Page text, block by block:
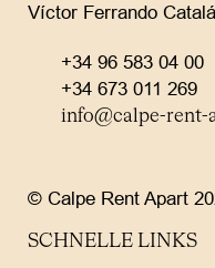
Víctor Ferrando
+34 96 583 04 00
+34 673 011 269
info@calpe-rent-
© Calpe Rent Apart
SCHNELLE LINKS